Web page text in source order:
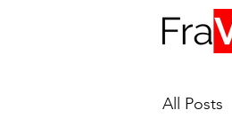
All Posts